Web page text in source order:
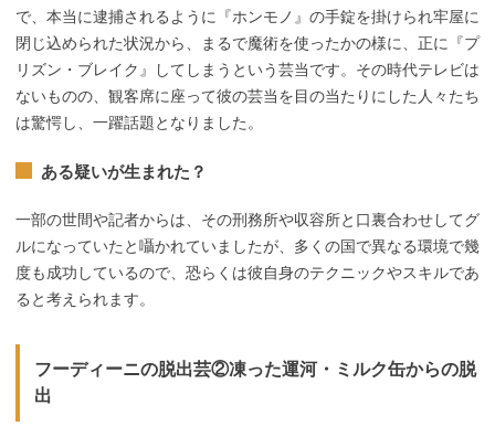
で、本当に逮捕されるように『ホンモノ』の手錠を掛けられ牢屋に
閉じ込められた状況から、まるで魔術を使ったかの様に、正に『プ
リズン・ブレイク』してしまうという芸当です。その時代テレビは
ないものの、観客席に座って彼の芸当を目の当たりにした人々たち
は驚愕し、一躍話題となりました。
ある疑いが生まれた？
一部の世間や記者からは、その刑務所や収容所と口裏合わせしてグ
ルになっていたと囁かれていましたが、多くの国で異なる環境で幾
度も成功しているので、恐らくは彼自身のテクニックやスキルであ
ると考えられます。
フーディーニの脱出芸②凍った運河・ミルク缶からの脱
出